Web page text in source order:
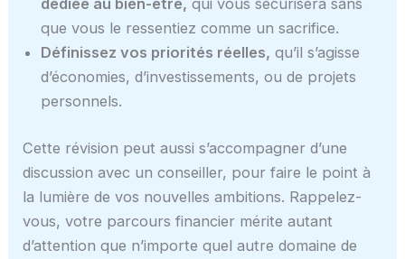
que vous le ressentiez comme un sacrifice.
Définissez vos priorités réelles, qu’il s’agisse
d’économies, d’investissements, ou de projets
personnels.
Cette révision peut aussi s’accompagner d’une
discussion avec un conseiller, pour faire le point à
la lumière de vos nouvelles ambitions. Rappelez-
vous, votre parcours financier mérite autant
d’attention que n’importe quel autre domaine de